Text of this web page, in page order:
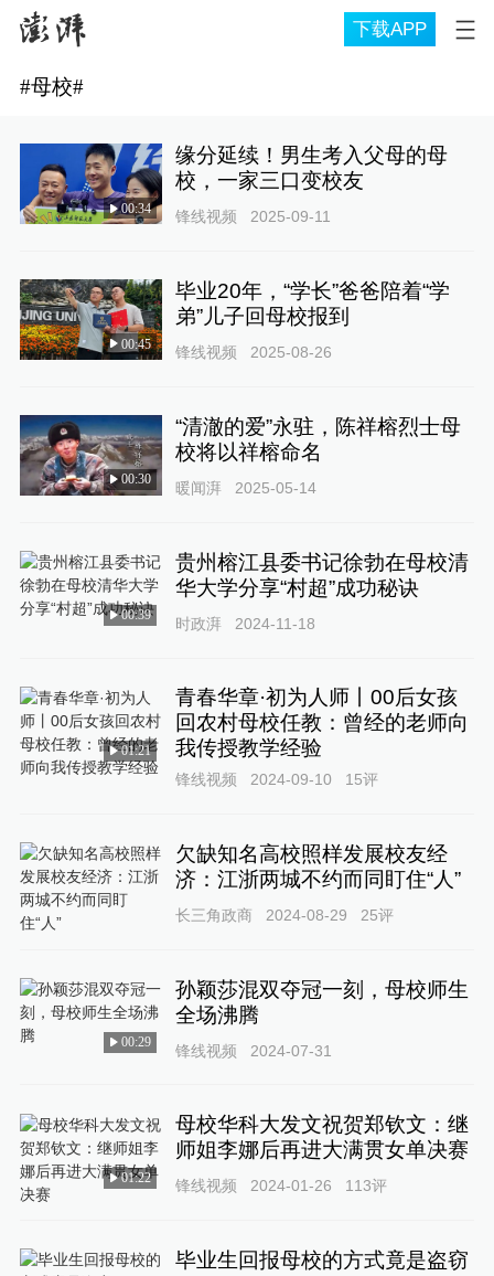
下载APP
#母校#
00:34
缘分延续！男生考入父母的母
校，一家三口变校友
锋线视频 2025-09-11
00:45
毕业20年，“学长”爸爸陪着“学
弟”儿子回母校报到
锋线视频 2025-08-26
00:30
“清澈的爱”永驻，陈祥榕烈士母
校将以祥榕命名
暖闻湃 2025-05-14
00:39
贵州榕江县委书记徐勃在母校清
华大学分享“村超”成功秘诀
时政湃 2024-11-18
01:21
青春华章·初为人师丨00后女孩
回农村母校任教：曾经的老师向
我传授教学经验
锋线视频 2024-09-10 15评
欠缺知名高校照样发展校友经
济：江浙两城不约而同盯住“人”
长三角政商 2024-08-29 25评
00:29
孙颖莎混双夺冠一刻，母校师生
全场沸腾
锋线视频 2024-07-31
01:22
母校华科大发文祝贺郑钦文：继
师姐李娜后再进大满贯女单决赛
锋线视频 2024-01-26 113评
毕业生回报母校的方式竟是盗窃